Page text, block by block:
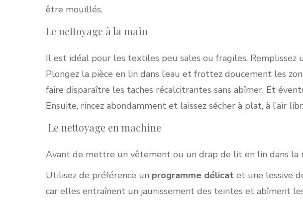
être mouillés.
Le nettoyage à la main
Il est idéal pour les textiles peu sales ou fragiles. Remplissez
Plongez la pièce en lin dans l’eau et frottez doucement les
faire disparaître les taches récalcitrantes sans abîmer. Et
Ensuite, rincez abondamment et laissez sécher à plat, à l’air
Le nettoyage en machine
Avant de mettre un vêtement ou un drap de lit en lin dans la
Utilisez de préférence un programme délicat et une lessive
car elles entraînent un jaunissement des teintes et abîment